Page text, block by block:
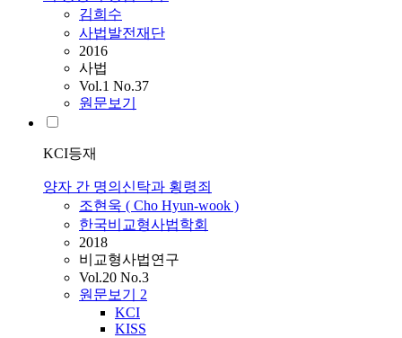
김희수
사법발전재단
2016
사법
Vol.1 No.37
원문보기
KCI등재
양자 간 명의신탁과 횡령죄
조현욱 ( Cho Hyun-wook )
한국비교형사법학회
2018
비교형사법연구
Vol.20 No.3
원문보기 2
KCI
KISS